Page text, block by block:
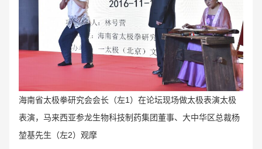
海南省太极拳研究会会长（左1） 在论坛现场做太极表演太极
表演，马来西亚参龙生物科技制药集团董事、大中华区总裁杨
堃基先生（左2）观摩